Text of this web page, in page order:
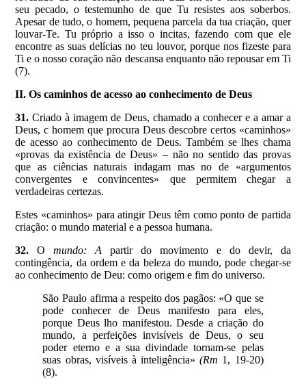
seu pecado, o testemunho de que Tu resistes aos soberbos.
Apesar de tudo, o homem, pequena parcela da tua criação, quer
louvar-Te. Tu próprio a isso o incitas, fazendo com que ele
encontre as suas delícias no teu louvor, porque nos fizeste para
Ti e o nosso coração não descansa enquanto não repousar em Ti
(7).
II. Os caminhos de acesso ao conhecimento de Deus
31. Criado à imagem de Deus, chamado a conhecer e a amar a
Deus, c homem que procura Deus descobre certos «caminhos»
de acesso ao conhecimento de Deus. Também se lhes chama
«provas da existência de Deus» – não no sentido das provas
que as ciências naturais indagam mas no de «argumentos
convergentes e convincentes» que permitem chegar a
verdadeiras certezas.
Estes «caminhos» para atingir Deus têm como ponto de partida
criação: o mundo material e a pessoa humana.
32.
O mundo: A
partir do movimento e do devir, da
contingência, da ordem e da beleza do mundo, pode chegar-se
ao conhecimento de Deu: como origem e fim do universo.
São Paulo afirma a respeito dos pagãos: «O que se
pode conhecer de Deus manifesto para eles,
porque Deus lho manifestou. Desde a criação do
mundo, a perfeições invisíveis de Deus, o seu
poder eterno e a sua divindade tornam-se pelas
suas obras, visíveis à inteligência» (Rm 1, 19-20)
(8).